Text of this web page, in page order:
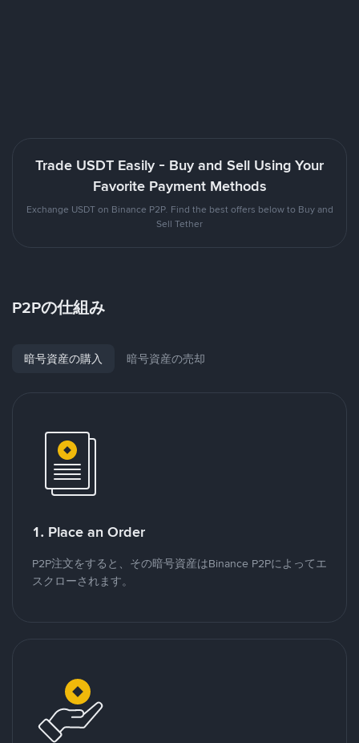
Trade USDT Easily - Buy and Sell Using Your
Favorite Payment Methods
Exchange USDT on Binance P2P. Find the best offers below to Buy and
Sell Tether
P2Pの仕組み
暗号資産の購入 暗号資産の売却
1. Place an Order
P2P注文をすると、その暗号資産はBinance P2Pによってエ
スクローされます。